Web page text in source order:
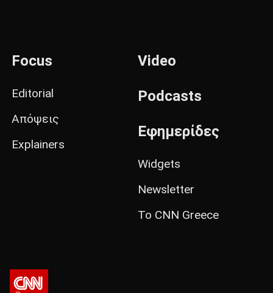
Focus
Editorial
Απόψεις
Explainers
Video
Podcasts
Εφημερίδες
Widgets
Newsletter
Το CNN Greece